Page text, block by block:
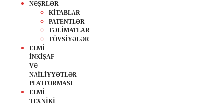
NƏŞRLƏR
KİTABLAR
PATENTLƏR
TƏLİMATLAR
TÖVSİYƏLƏR
ELMİ
İNKİŞAF
VƏ
NAİLİYYƏTLƏR
PLATFORMASI
ELMİ-
TEXNİKİ